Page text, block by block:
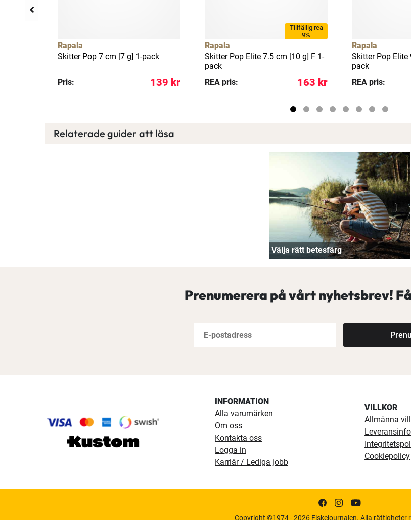
Rapala
Skitter Pop 7 cm [7 g] 1-pack
Pris: 139 kr
Tillfällig rea
9%
Rapala
Skitter Pop Elite 7.5 cm [10 g] F 1-
pack
REA pris:
163 kr
Rapala
Skitter Pop Elite
pack
REA pris:
Relaterade guider att läsa
Välja rätt betesfärg
Prenumerera på vårt nyhetsbrev! Få
INFORMATION
Alla varumärken
Om oss
Kontakta oss
Logga in
Karriär / Lediga jobb
VILLKOR
Allmänna
Cookiepolicy
Copyright ©1974 - 2026 Fiskejournalen. Alla rättigheter